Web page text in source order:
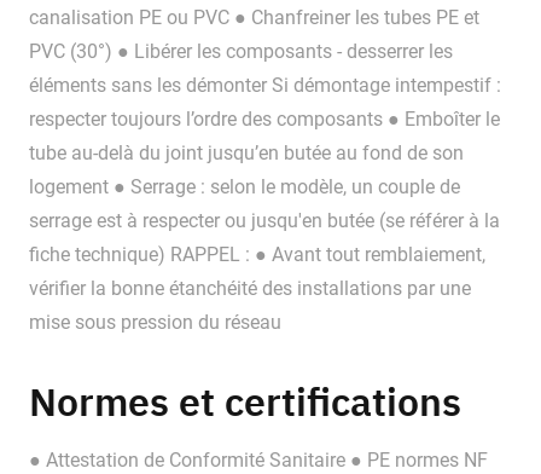
canalisation PE ou PVC ● Chanfreiner les tubes PE et
PVC (30°) ● Libérer les composants - desserrer les
éléments sans les démonter Si démontage intempestif :
respecter toujours l’ordre des composants ● Emboîter le
tube au-delà du joint jusqu’en butée au fond de son
logement ● Serrage : selon le modèle, un couple de
serrage est à respecter ou jusqu'en butée (se référer à la
fiche technique) RAPPEL : ● Avant tout remblaiement,
vérifier la bonne étanchéité des installations par une
mise sous pression du réseau
Normes et certifications
● Attestation de Conformité Sanitaire ● PE normes NF